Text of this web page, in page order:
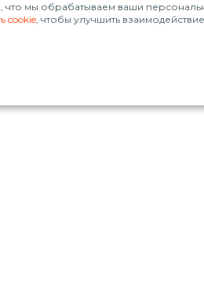
мы обрабатываем ваши
cookie, чтобы улучшить